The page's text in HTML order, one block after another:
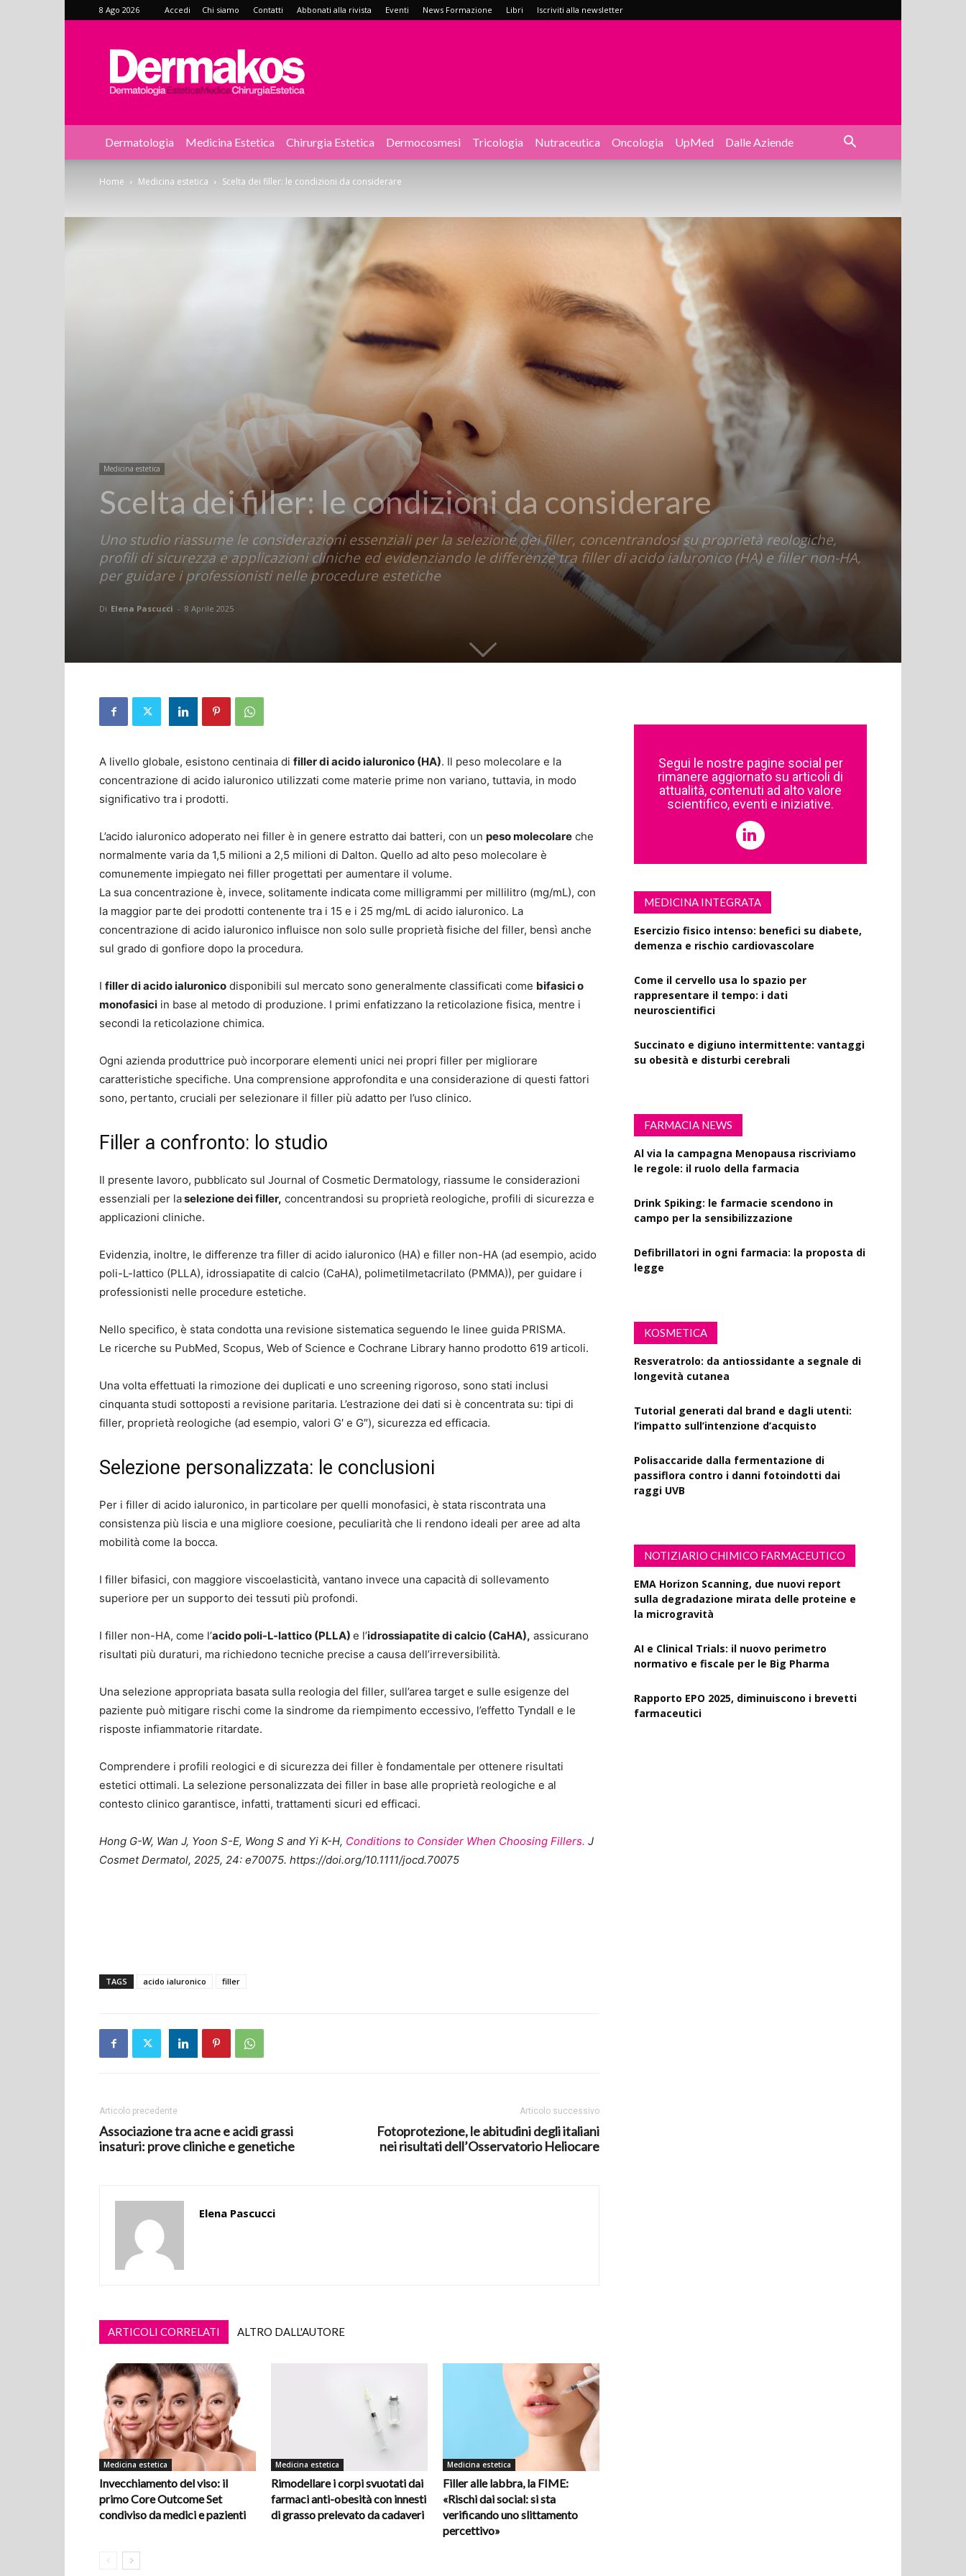
8 Ago 2026 Accedi Chi siamo Contatti Abbonati alla rivista Eventi News Formazione Libri Iscriviti alla newsletter
Dermakos
Dermatologia Medicina Estetica Chirurgia Estetica Dermocosmesi Tricologia Nutraceutica Oncologia UpMed Dalle Aziende
Home Medicina estetica Scelta dei filler: le condizioni da considerare
Medicina estetica
Scelta dei filler: le condizioni da considerare
Uno studio riassume le considerazioni essenziali per la selezione dei filler, concentrandosi su proprietà reologiche,
profili di sicurezza e applicazioni cliniche ed evidenziando le differenze tra filler di acido ialuronico (HA) e filler non-HA,
per guidare i professionisti nelle procedure estetiche
Di Elena Pascucci - 8 Aprile 2025
A livello globale, esistono centinaia di filler di acido ialuronico (HA). Il peso molecolare e la
concentrazione di acido ialuronico utilizzati come materie prime non variano, tuttavia, in modo
significativo tra i prodotti.
L’acido ialuronico adoperato nei filler è in genere estratto dai batteri, con un peso molecolare che
normalmente varia da 1,5 milioni a 2,5 milioni di Dalton. Quello ad alto peso molecolare è
comunemente impiegato nei filler progettati per aumentare il volume.
La sua concentrazione è, invece, solitamente indicata come milligrammi per millilitro (mg/mL), con
la maggior parte dei prodotti contenente tra i 15 e i 25 mg/mL di acido ialuronico. La
concentrazione di acido ialuronico influisce non solo sulle proprietà fisiche del filler, bensì anche
sul grado di gonfiore dopo la procedura.
I filler di acido ialuronico disponibili sul mercato sono generalmente classificati come bifasici o
monofasici in base al metodo di produzione. I primi enfatizzano la reticolazione fisica, mentre i
secondi la reticolazione chimica.
Ogni azienda produttrice può incorporare elementi unici nei propri filler per migliorare
caratteristiche specifiche. Una comprensione approfondita e una considerazione di questi fattori
sono, pertanto, cruciali per selezionare il filler più adatto per l’uso clinico.
Filler a confronto: lo studio
Il presente lavoro, pubblicato sul Journal of Cosmetic Dermatology, riassume le considerazioni
essenziali per laselezione dei filler, concentrandosi su proprietà reologiche, profili di sicurezza e
applicazioni cliniche.
Evidenzia, inoltre, le differenze tra filler di acido ialuronico (HA) e filler non-HA (ad esempio, acido
poli-L-lattico (PLLA), idrossiapatite di calcio (CaHA), polimetilmetacrilato (PMMA)), per guidare i
professionisti nelle procedure estetiche.
Nello specifico, è stata condotta una revisione sistematica seguendo le linee guida PRISMA.
Le ricerche su PubMed, Scopus, Web of Science e Cochrane Library hanno prodotto 619 articoli.
Una volta effettuati la rimozione dei duplicati e uno screening rigoroso, sono stati inclusi
cinquanta studi sottoposti a revisione paritaria. L’estrazione dei dati si è concentrata su: tipi di
filler, proprietà reologiche (ad esempio, valori G′ e G″), sicurezza ed efficacia.
Selezione personalizzata: le conclusioni
Per i filler di acido ialuronico, in particolare per quelli monofasici, è stata riscontrata una
consistenza più liscia e una migliore coesione, peculiarità che li rendono ideali per aree ad alta
mobilità come la bocca.
I filler bifasici, con maggiore viscoelasticità, vantano invece una capacità di sollevamento
superiore per un supporto dei tessuti più profondi.
I filler non-HA, come l’acido poli-L-lattico (PLLA) e l’idrossiapatite di calcio (CaHA), assicurano
risultati più duraturi, ma richiedono tecniche precise a causa dell’irreversibilità.
Una selezione appropriata basata sulla reologia del filler, sull’area target e sulle esigenze del
paziente può mitigare rischi come la sindrome da riempimento eccessivo, l’effetto Tyndall e le
risposte infiammatorie ritardate.
Comprendere i profili reologici e di sicurezza dei filler è fondamentale per ottenere risultati
estetici ottimali. La selezione personalizzata dei filler in base alle proprietà reologiche e al
contesto clinico garantisce, infatti, trattamenti sicuri ed efficaci.
Hong G-W, Wan J, Yoon S-E, Wong S and Yi K-H, Conditions to Consider When Choosing Fillers. J
Cosmet Dermatol, 2025, 24: e70075. https://doi.org/10.1111/jocd.70075
TAGS acido ialuronico filler
Articolo precedente
Associazione tra acne e acidi grassi
insaturi: prove cliniche e genetiche
Articolo successivo
Fotoprotezione, le abitudini degli italiani
nei risultati dell’Osservatorio Heliocare
Elena Pascucci
ARTICOLI CORRELATI ALTRO DALL'AUTORE
Medicina estetica
Invecchiamento del viso: il
primo Core Outcome Set
condiviso da medici e pazienti
Medicina estetica
Rimodellare i corpi svuotati dai
farmaci anti-obesità con innesti
di grasso prelevato da cadaveri
Medicina estetica
Filler alle labbra, la FIME:
«Rischi dai social: si sta
verificando uno slittamento
percettivo»
Segui le nostre pagine social per
rimanere aggiornato su articoli di
attualità, contenuti ad alto valore
scientifico, eventi e iniziative.
MEDICINA INTEGRATA
Esercizio fisico intenso: benefici su diabete,
demenza e rischio cardiovascolare
Come il cervello usa lo spazio per
rappresentare il tempo: i dati
neuroscientifici
Succinato e digiuno intermittente: vantaggi
su obesità e disturbi cerebrali
FARMACIA NEWS
Al via la campagna Menopausa riscriviamo
le regole: il ruolo della farmacia
Drink Spiking: le farmacie scendono in
campo per la sensibilizzazione
Defibrillatori in ogni farmacia: la proposta di
legge
KOSMETICA
Resveratrolo: da antiossidante a segnale di
longevità cutanea
Tutorial generati dal brand e dagli utenti:
l’impatto sull’intenzione d’acquisto
Polisaccaride dalla fermentazione di
passiflora contro i danni fotoindotti dai
raggi UVB
NOTIZIARIO CHIMICO FARMACEUTICO
EMA Horizon Scanning, due nuovi report
sulla degradazione mirata delle proteine e
la microgravità
AI e Clinical Trials: il nuovo perimetro
normativo e fiscale per le Big Pharma
Rapporto EPO 2025, diminuiscono i brevetti
farmaceutici